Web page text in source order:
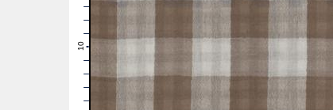
10
11
12
13